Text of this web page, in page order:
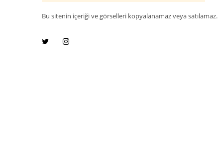
Bu sitenin içeriği ve görselleri kopyalanamaz veya satılamaz.